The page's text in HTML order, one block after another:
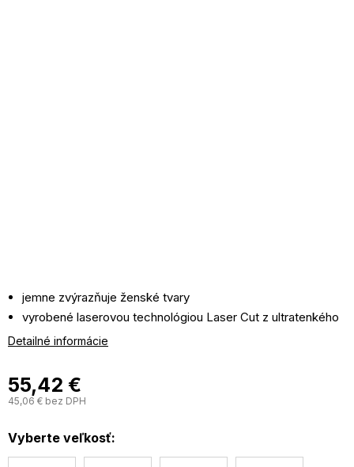
55,42 €
45,06 € bez DPH
Vyberte veľkosť:
jemne zvýrazňuje ženské tvary
vyrobené laserovou technológiou Laser Cut z ultratenkého
úpletu
tenké, nastaviteľné ramienka
nesplošťuje prsia
Detailné informácie